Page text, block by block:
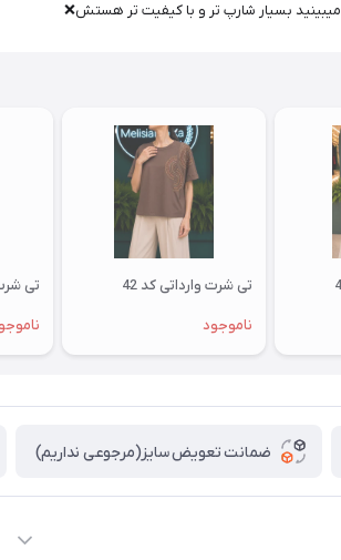
میبینید بسیار شارپ تر و با کیفیت تر هستش❌
تی شرت وارداتی کد 42
ناموجود
تی شرت
ضمانت تعویض سایز(مرجوعی نداریم)